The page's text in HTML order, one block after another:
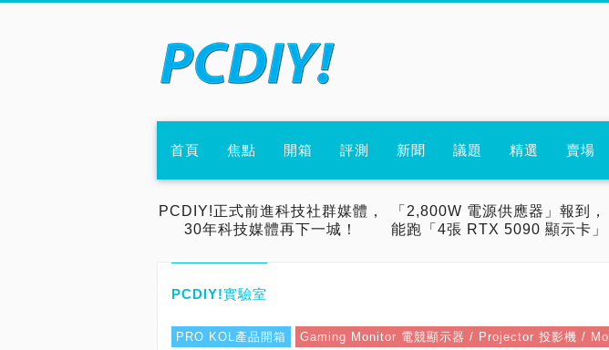
首頁 焦點 開箱 評測 新聞 議題 精選 賣場
PCDIY!正式前進科技社群媒體，
30年科技媒體再下一城！
「2,800W 電源供應器」報到，
能跑「4張 RTX 5090 顯示卡」
PCDIY!實驗室
PRO KOL產品開箱
Gaming Monitor 電競顯示器 / Projector 投影機 /